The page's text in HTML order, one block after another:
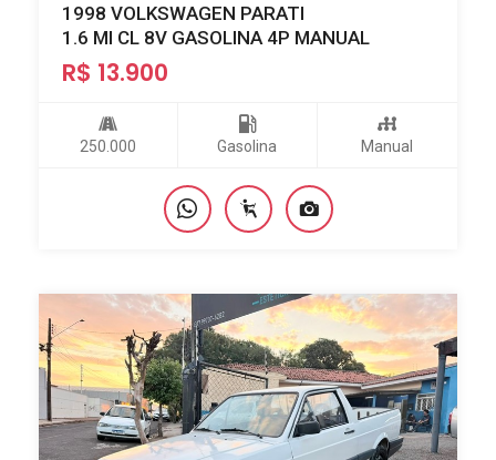
1998 VOLKSWAGEN PARATI
1.6 MI CL 8V GASOLINA 4P MANUAL
R$ 13.900
250.000 Gasolina Manual